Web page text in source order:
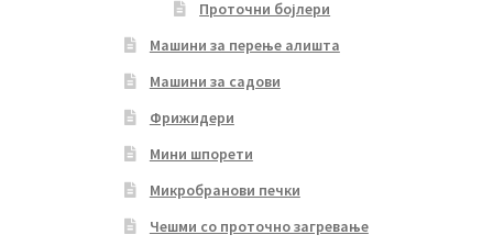
Проточни бојлери
Машини за перење алишта
Машини за садови
Фрижидери
Мини шпорети
Микробранови печки
Чешми со проточно загревање